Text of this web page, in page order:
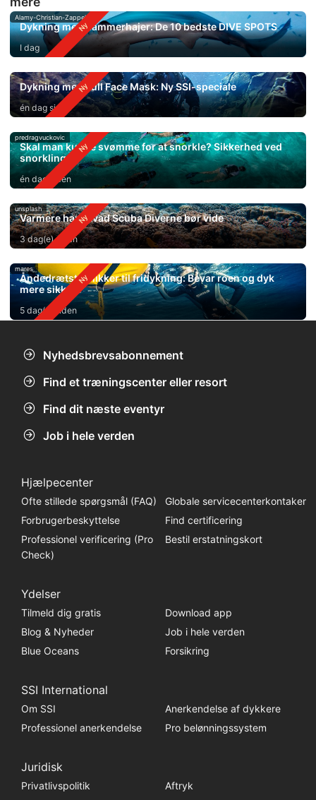
Alamy-Christian-Zappel
Dykning med hammerhajer: De 10 bedste DIVE SPOTS
I dag
Dykning med Full Face Mask: Ny SSI-speciale
én dag siden
predragvuckovic
Skal man kunne svømme for at snorkle? Sikkerhed ved
snorkling
én dag siden
unsplash
Varmere hav: Hvad Scuba Diverne bør vide
3 dag(e) siden
mares
Åndedrætsteknikker til fridykning: Bevar roen og dyk
mere sikkert
5 dag(e) siden
Nyhedsbrevsabonnement
Find et træningscenter eller resort
Find dit næste eventyr
Job i hele verden
Hjælpecenter
Ofte stillede spørgsmål (FAQ)
Globale servicecenterkontaker
Forbrugerbeskyttelse
Find certificering
Professionel verificering (Pro
Check)
Bestil erstatningskort
Ydelser
Tilmeld dig gratis
Download app
Blog & Nyheder
Job i hele verden
Blue Oceans
Forsikring
SSI International
Om SSI
Anerkendelse af dykkere
Professionel anerkendelse
Pro belønningssystem
Juridisk
Privatlivspolitik
Aftryk